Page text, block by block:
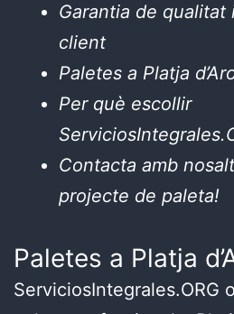
Garantia de
client
Paletes a Platja
Per què escollir
Contacta amb
projecte de paleta!
Paletes a Platja
ServiciosIntegrales.ORG